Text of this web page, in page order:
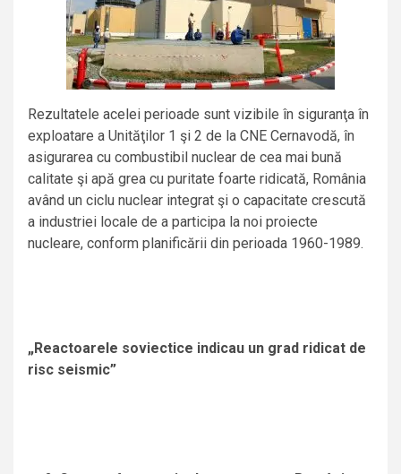
Rezultatele acelei perioade sunt vizibile în siguranţa în
exploatare a Unităţilor 1 şi 2 de la CNE Cernavodă, în
asigurarea cu combustibil nuclear de cea mai bună
calitate şi apă grea cu puritate foarte ridicată, România
având un ciclu nuclear integrat şi o capacitate crescută
a industriei locale de a participa la noi proiecte
nucleare, conform planificării din perioada 1960-1989.
„Reactoarele soviectice indicau un grad ridicat de
risc seismic”